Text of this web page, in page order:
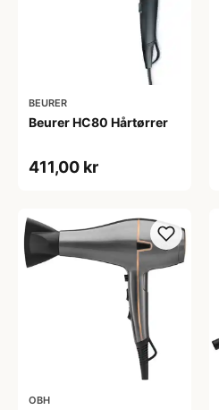
BEURER
Beurer HC80 Hårtørrer
411,00 kr
OBH